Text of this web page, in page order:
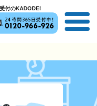
付のKADODE!